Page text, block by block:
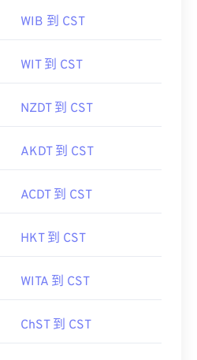
WIB 到 CST
WIT 到 CST
NZDT 到 CST
AKDT 到 CST
ACDT 到 CST
HKT 到 CST
WITA 到 CST
ChST 到 CST